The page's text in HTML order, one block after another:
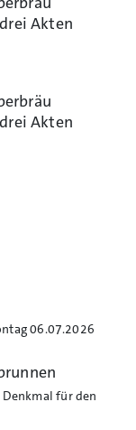
Akten
Akten
06.07.2026
für den